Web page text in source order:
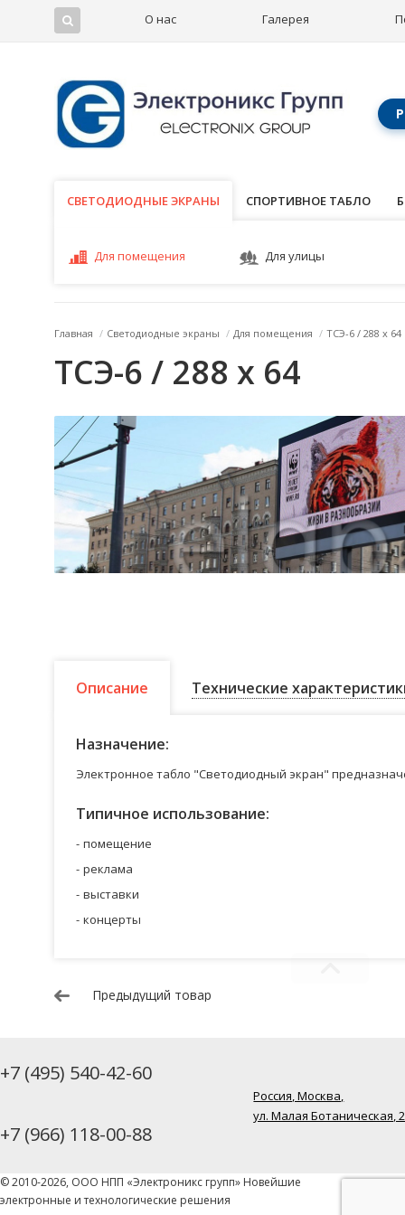
О нас Галерея
СВЕТОДИОДНЫЕ ЭКРАНЫ
СВЕТОДИОДНЫЕ ЭКРАНЫ СПОРТИВНОЕ ТАБЛО
Для помещения Для улицы
Главная / Светодиодные экраны / Для помещения / ТСЭ-6 / 288 x 64
ТСЭ-6 / 288 x 64
Описание Технические
Назначение:
Электронное табло "Светодиодный экран"
Типичное использование:
помещение
реклама
выставки
концерты
Предыдущий товар
+7 (495) 540-42-60
+7 (966) 118-00-88
Россия, Москва,
ул. Малая Ботаническая,
© 2010-2026, ООО НПП «Электроникс групп» Новейшие
электронные и технологические решения